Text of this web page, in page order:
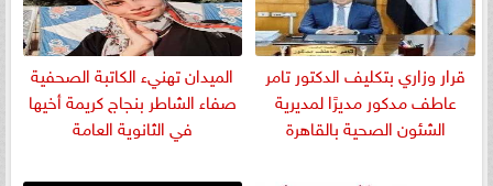
قرار وزاري بتكليف الدكتور تامر
عاطف مدكور مديرًا لمديرية
الشئون الصحية بالقاهرة
الميدان تهنيء الكاتبة الصحفية
صفاء الشاطر بنجاج كريمة أخيها
في الثانوية العامة